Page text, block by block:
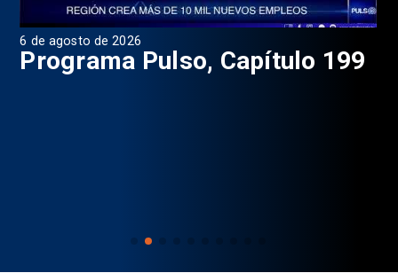
6 de agosto de 2026
Programa Pulso, Capítulo 199